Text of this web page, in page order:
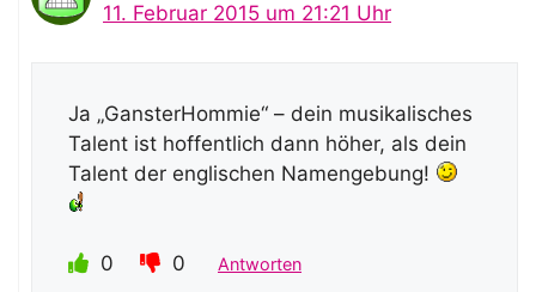
11. Februar 2015 um 21:21 Uhr
Ja „GansterHommie“ – dein musikalisches
Talent ist hoffentlich dann höher, als dein
Talent der englischen Namengebung!
0 0 Antworten